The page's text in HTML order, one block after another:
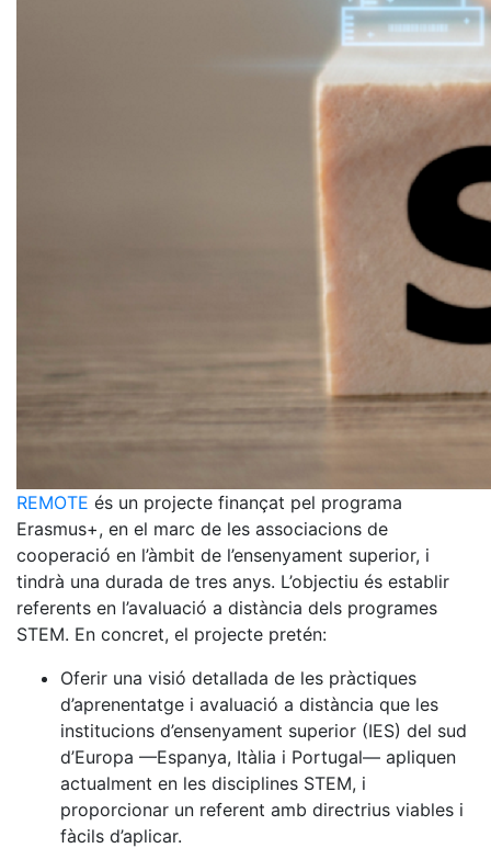
REMOTE és un projecte finançat pel programa
Erasmus+, en el marc de les associacions de
cooperació en l’àmbit de l’ensenyament superior, i
tindrà una durada de tres anys. L’objectiu és establir
referents en l’avaluació a distància dels programes
STEM. En concret, el projecte pretén:
Oferir una visió detallada de les pràctiques
d’aprenentatge i avaluació a distància que les
institucions d’ensenyament superior (IES) del sud
d’Europa —Espanya, Itàlia i Portugal— apliquen
actualment en les disciplines STEM, i
proporcionar un referent amb directrius viables i
fàcils d’aplicar.